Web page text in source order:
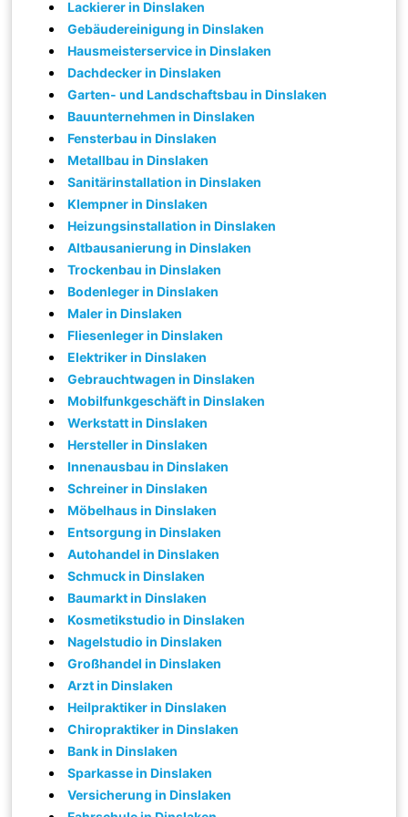
Lackierer in Dinslaken
Gebäudereinigung in Dinslaken
Hausmeisterservice in Dinslaken
Dachdecker in Dinslaken
Garten- und Landschaftsbau in Dinslaken
Bauunternehmen in Dinslaken
Fensterbau in Dinslaken
Metallbau in Dinslaken
Sanitärinstallation in Dinslaken
Klempner in Dinslaken
Heizungsinstallation in Dinslaken
Altbausanierung in Dinslaken
Trockenbau in Dinslaken
Bodenleger in Dinslaken
Maler in Dinslaken
Fliesenleger in Dinslaken
Elektriker in Dinslaken
Gebrauchtwagen in Dinslaken
Mobilfunkgeschäft in Dinslaken
Werkstatt in Dinslaken
Hersteller in Dinslaken
Innenausbau in Dinslaken
Schreiner in Dinslaken
Möbelhaus in Dinslaken
Entsorgung in Dinslaken
Autohandel in Dinslaken
Schmuck in Dinslaken
Baumarkt in Dinslaken
Kosmetikstudio in Dinslaken
Nagelstudio in Dinslaken
Großhandel in Dinslaken
Arzt in Dinslaken
Heilpraktiker in Dinslaken
Chiropraktiker in Dinslaken
Bank in Dinslaken
Sparkasse in Dinslaken
Versicherung in Dinslaken